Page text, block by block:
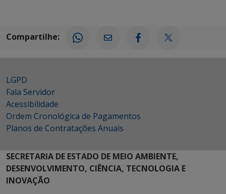
Compartilhe:
LGPD
Fala Servidor
Acessibilidade
Ordem Cronológica de Pagamentos
Planos de Contratações Anuais
SECRETARIA DE ESTADO DE MEIO AMBIENTE,
DESENVOLVIMENTO, CIÊNCIA, TECNOLOGIA E
INOVAÇÃO